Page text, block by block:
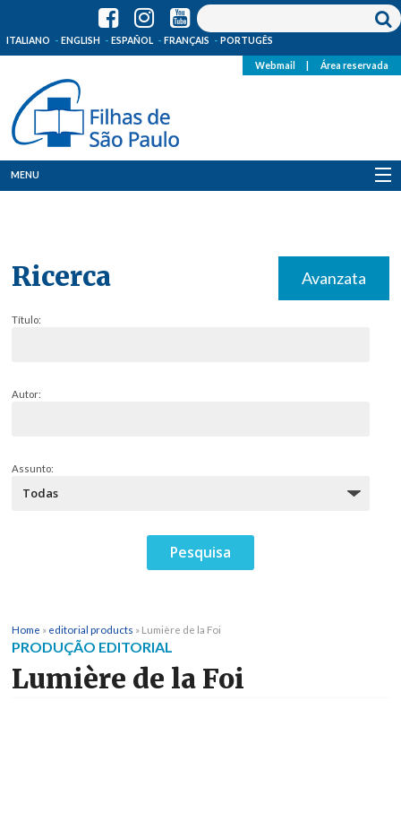
ITALIANO ENGLISH ESPAÑOL FRANÇAIS PORTUGÊS
Webmail Área reservada
MENU
Ricerca Avanzata
Título:
Autor:
Assunto:
Home » editorial products » Lumière de la Foi
PRODUÇÃO EDITORIAL
Lumière de la Foi